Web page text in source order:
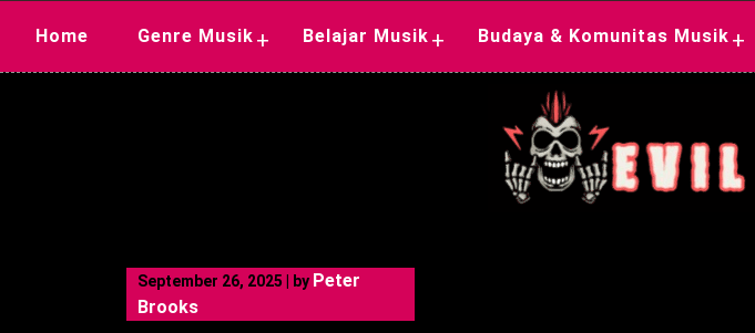
Home Genre Musik + Belajar Musik + Budaya & Komunitas Musik +
September 26, 2025 by Peter
Brooks